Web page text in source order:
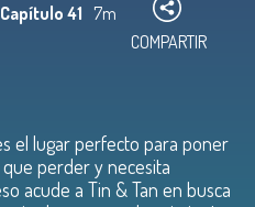
Capítulo 41 7m
COMPARTIR
el lugar perfecto para poner
perder y necesita
acude a Tin & Tan en busca